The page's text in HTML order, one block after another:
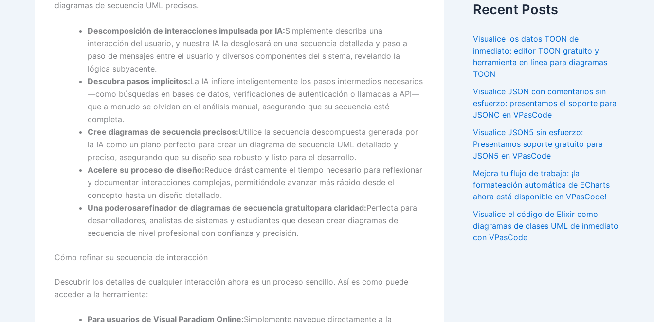
diagramas de secuencia UML precisos.
Descomposición de interacciones impulsada por IA:Simplemente describa una
interacción del usuario, y nuestra IA la desglosará en una secuencia detallada y paso a
paso de mensajes entre el usuario y diversos componentes del sistema, revelando la
lógica subyacente.
Descubra pasos implícitos:La IA infiere inteligentemente los pasos intermedios necesarios
—como búsquedas en bases de datos, verificaciones de autenticación o llamadas a API—
que a menudo se olvidan en el análisis manual, asegurando que su secuencia esté
completa.
Cree diagramas de secuencia precisos:Utilice la secuencia descompuesta generada por
la IA como un plano perfecto para crear un diagrama de secuencia UML detallado y
preciso, asegurando que su diseño sea robusto y listo para el desarrollo.
Acelere su proceso de diseño:Reduce drásticamente el tiempo necesario para reflexionar
y documentar interacciones complejas, permitiéndole avanzar más rápido desde el
concepto hasta un diseño detallado.
Una poderosarefinador de diagramas de secuencia gratuitopara claridad:Perfecta para
desarrolladores, analistas de sistemas y estudiantes que desean crear diagramas de
secuencia de nivel profesional con confianza y precisión.
Cómo refinar su secuencia de interacción
Descubrir los detalles de cualquier interacción ahora es un proceso sencillo. Así es como puede
acceder a la herramienta:
Para usuarios de Visual Paradigm Online:Simplemente navegue directamente a la
Recent Posts
Visualice los datos TOON de
inmediato: editor TOON gratuito y
herramienta en línea para diagramas
TOON
Visualice JSON con comentarios sin
esfuerzo: presentamos el soporte para
JSONC en VPasCode
Visualice JSON5 sin esfuerzo:
Presentamos soporte gratuito para
JSON5 en VPasCode
Mejora tu flujo de trabajo: ¡la
formateación automática de ECharts
ahora está disponible en VPasCode!
Visualice el código de Elixir como
diagramas de clases UML de inmediato
con VPasCode